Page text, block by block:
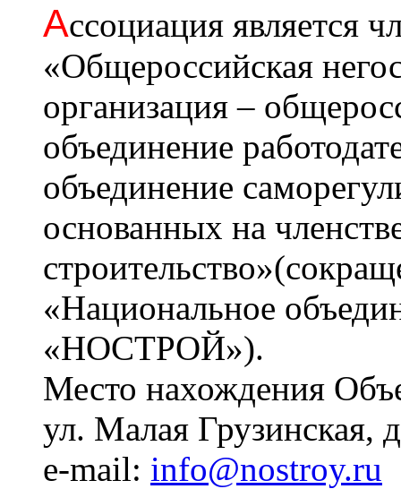
Ассоциация является
«Общероссийская
организация –
объединение
объединение
основанных на
«Национальное
«НОСТРОЙ»).
Место нахождения
ул. Малая Грузинская,
e-mail: info@nostroy.ru